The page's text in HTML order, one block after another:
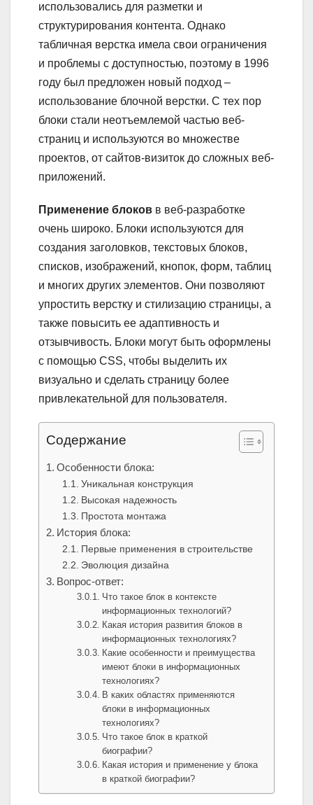
использовались для разметки и
структурирования контента. Однако
табличная верстка имела свои ограничения
и проблемы с доступностью, поэтому в 1996
году был предложен новый подход –
использование блочной верстки. С тех пор
блоки стали неотъемлемой частью веб-
страниц и используются во множестве
проектов, от сайтов-визиток до сложных веб-
приложений.
Применение блоков в веб-разработке
очень широко. Блоки используются для
создания заголовков, текстовых блоков,
списков, изображений, кнопок, форм, таблиц
и многих других элементов. Они позволяют
упростить верстку и стилизацию страницы, а
также повысить ее адаптивность и
отзывчивость. Блоки могут быть оформлены
с помощью CSS, чтобы выделить их
визуально и сделать страницу более
привлекательной для пользователя.
Содержание
Особенности блока:
Уникальная конструкция
Высокая надежность
Простота монтажа
История блока:
Первые применения в строительстве
Эволюция дизайна
Вопрос-ответ:
Что такое блок в контексте
информационных технологий?
Какая история развития блоков в
информационных технологиях?
Какие особенности и преимущества
имеют блоки в информационных
технологиях?
В каких областях применяются
блоки в информационных
технологиях?
Что такое блок в краткой
биографии?
Какая история и применение у блока
в краткой биографии?